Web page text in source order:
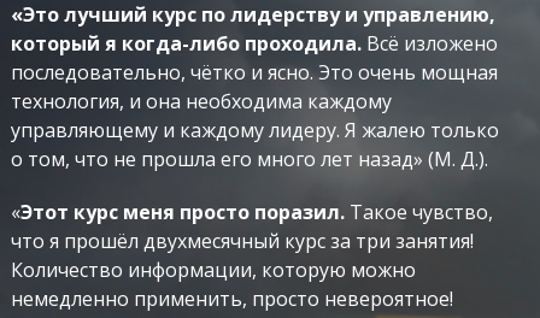
«Это лучший курс по лидерству и управлению,
который я когда-либо проходила. Всё изложено
последовательно, чётко и ясно. Это очень мощная
технология, и она необходима каждому
управляющему и каждому лидеру. Я жалею только
о том, что не прошла его много лет назад» (М. Д.).
«Этот курс меня просто поразил. Такое чувство,
что я прошёл двухмесячный курс за три занятия!
Количество информации, которую можно
немедленно применить, просто невероятное!